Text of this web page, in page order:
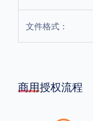
文件格式：
商用授权流程